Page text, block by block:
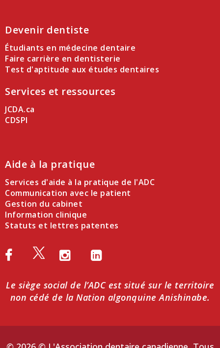
Devenir dentiste
Étudiants en médecine dentaire
Faire carrière en dentisterie
Test d'aptitude aux études dentaires
Services et ressources
JCDA.ca
CDSPI
Aide à la pratique
Services d'aide à la pratique de l'ADC
Communication avec le patient
Gestion du cabinet
Information clinique
Statuts et lettres patentes
Le siège social de l’ADC est situé sur le territoire
non cédé de la Nation algonquine Anishinabe.